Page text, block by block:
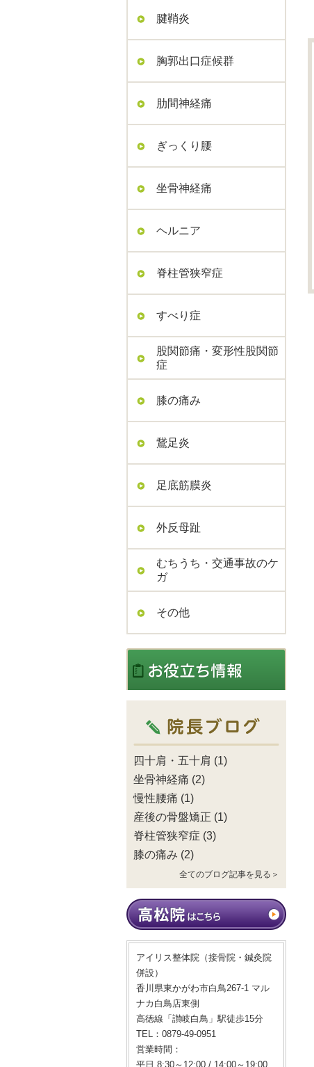
腱鞘炎
胸郭出口症候群
肋間神経痛
ぎっくり腰
坐骨神経痛
ヘルニア
脊柱管狭窄症
すべり症
股関節痛・変形性股関節
症
膝の痛み
鵞足炎
足底筋膜炎
外反母趾
むちうち・交通事故のケ
ガ
その他
四十肩・五十肩 (1)
坐骨神経痛 (2)
慢性腰痛 (1)
産後の骨盤矯正 (1)
脊柱管狭窄症 (3)
膝の痛み (2)
全てのブログ記事を見る＞
アイリス整体院（接骨院・鍼灸院
併設）
香川県東かがわ市白鳥267-1 マル
ナカ白鳥店東側
高徳線「讃岐白鳥」駅徒歩15分
TEL：0879-49-0951
営業時間：
平日 8:30～12:00 / 14:00～19:00